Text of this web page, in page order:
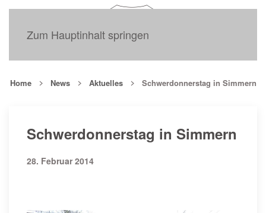
Zum Hauptinhalt springen
Home News Aktuelles Schwerdonnerstag in Simmern
Schwerdonnerstag in Simmern
28. Februar 2014